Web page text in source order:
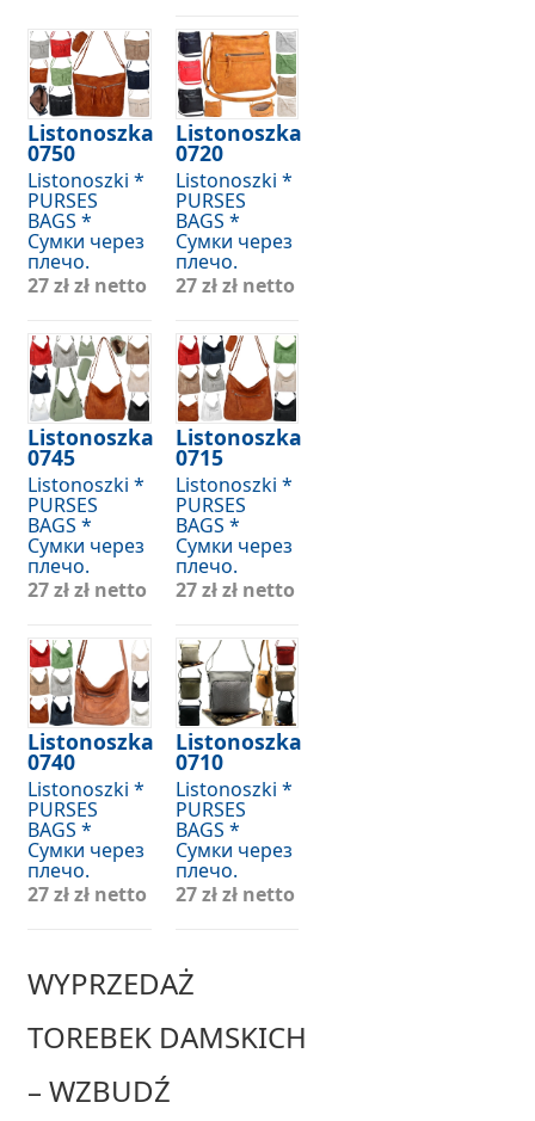
Listonoszka
0750
Listonoszki *
PURSES
BAGS *
Сумки через
плечо.
27 złzł netto
Listonoszka
0745
Listonoszki *
PURSES
BAGS *
Сумки через
плечо.
27 złzł netto
Listonoszka
0740
Listonoszki *
PURSES
BAGS *
Сумки через
плечо.
27 złzł netto
Listonoszka
0720
Listonoszki *
PURSES
BAGS *
Сумки через
плечо.
27 złzł netto
Listonoszka
0715
Listonoszki *
PURSES
BAGS *
Сумки через
плечо.
27 złzł netto
Listonoszka
0710
Listonoszki *
PURSES
BAGS *
Сумки через
плечо.
27 złzł netto
WYPRZEDAŻ
TOREBEK DAMSKICH
– WZBUDŹ